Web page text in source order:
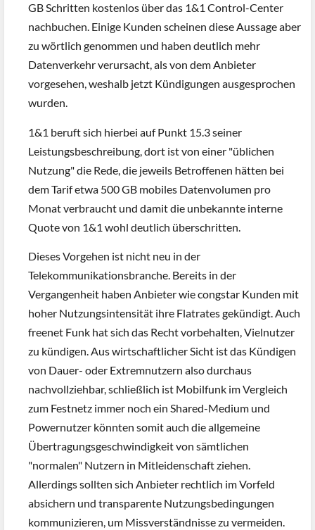
GB Schritten kostenlos über das 1&1 Control-Center
nachbuchen. Einige Kunden scheinen diese Aussage aber
zu wörtlich genommen und haben deutlich mehr
Datenverkehr verursacht, als von dem Anbieter
vorgesehen, weshalb jetzt Kündigungen ausgesprochen
wurden.
1&1 beruft sich hierbei auf Punkt 15.3 seiner
Leistungsbeschreibung, dort ist von einer "üblichen
Nutzung" die Rede, die jeweils Betroffenen hätten bei
dem Tarif etwa 500 GB mobiles Datenvolumen pro
Monat verbraucht und damit die unbekannte interne
Quote von 1&1 wohl deutlich überschritten.
Dieses Vorgehen ist nicht neu in der
Telekommunikationsbranche. Bereits in der
Vergangenheit haben Anbieter wie congstar Kunden mit
hoher Nutzungsintensität ihre Flatrates gekündigt. Auch
freenet Funk hat sich das Recht vorbehalten, Vielnutzer
zu kündigen. Aus wirtschaftlicher Sicht ist das Kündigen
von Dauer- oder Extremnutzern also durchaus
nachvollziehbar, schließlich ist Mobilfunk im Vergleich
zum Festnetz immer noch ein Shared-Medium und
Powernutzer könnten somit auch die allgemeine
Übertragungsgeschwindigkeit von sämtlichen
"normalen" Nutzern in Mitleidenschaft ziehen.
Allerdings sollten sich Anbieter rechtlich im Vorfeld
absichern und transparente Nutzungsbedingungen
kommunizieren, um Missverständnisse zu vermeiden.